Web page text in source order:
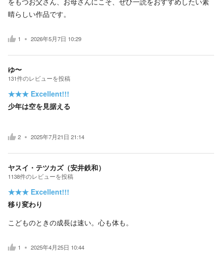
晴らしい作品です。
1 2026年5月7日 10:29
ゆ〜
131件のレビューを投稿
★★★ Excellent!!!
少年は空を見据える
2 2025年7月21日 21:14
ヤスイ・テツカズ（安井鉄和）
1138件のレビューを投稿
★★★ Excellent!!!
移り変わり
こどものときの成長は速い。心も体も。
1 2025年4月25日 10:44